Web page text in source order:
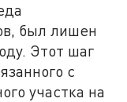
был лишен
Этот шаг
с
участка на